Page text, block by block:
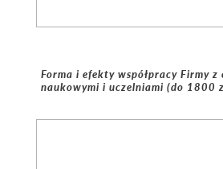
Forma i efekty współpracy Firmy z
naukowymi i uczelniami (do 1800